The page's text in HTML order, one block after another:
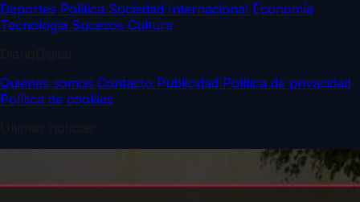
Deportes Política Sociedad Internacional Economía
Tecnología Sucesos Cultura
Quiénes somos Contacto Publicidad Política de privacidad
Política de cookies